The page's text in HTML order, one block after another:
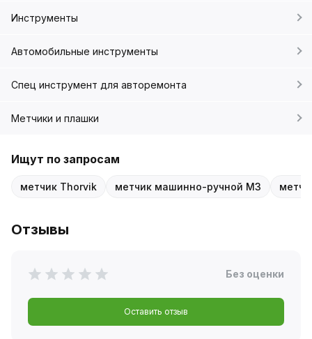
Инструменты
Автомобильные инструменты
Спец инструмент для авторемонта
Метчики и плашки
Ищут по запросам
метчик Thorvik метчик машинно-ручной M3
Отзывы
Без оценки
Оставить отзыв